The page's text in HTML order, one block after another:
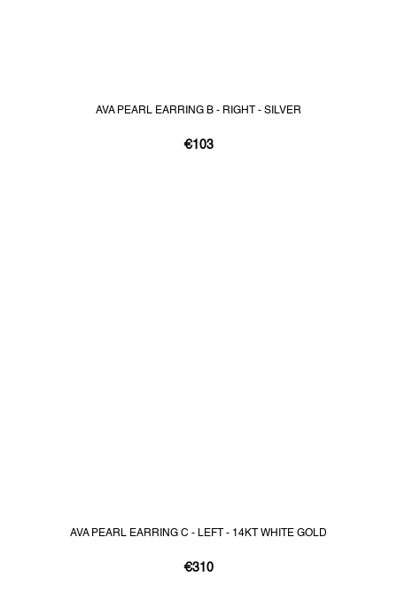
AVA PEARL EARRING B - RIGHT - SILVER
€103
AVA PEARL EARRING C - LEFT - 14KT WHITE GOLD
€310